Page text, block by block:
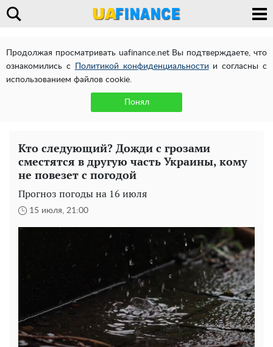
Продолжая просматривать uafinance.net Вы подтверждаете, что
ознакомились с
Политикой конфиденциальности и согласны с
использованием файлов cookie.
Понял
Кто следующий? Дожди с грозами
сместятся в другую часть Украины, кому
не повезет с погодой
Прогноз погоды на 16 июля
15 июля, 21:00